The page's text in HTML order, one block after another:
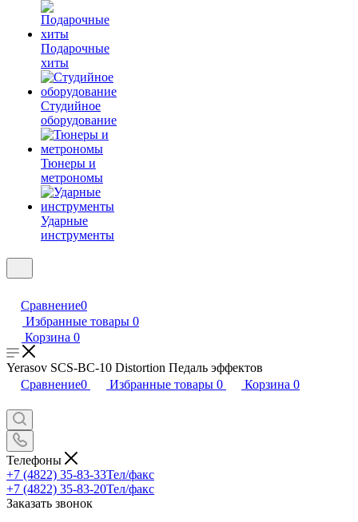
Подарочные
хиты
Студийное
оборудование
Тюнеры и
метрономы
Ударные
инструменты
Сравнение0
Избранные товары 0
Корзина 0
Yerasov SCS-BC-10 Distortion Педаль эффектов
Сравнение0 Избранные товары 0 Корзина 0
Телефоны
+7 (4822) 35-83-33Тел/факс
+7 (4822) 35-83-20Тел/факс
Заказать звонок